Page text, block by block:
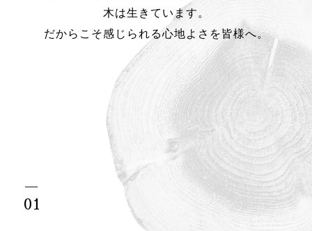
木は生きています。
だからこそ感じられる心地よさを皆様へ。
01